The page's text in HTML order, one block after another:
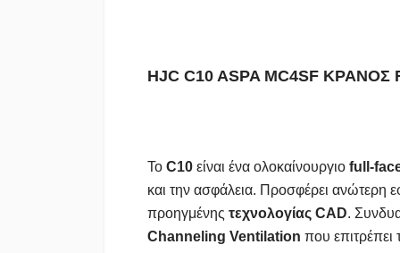
HJC C10 ASPA MC4SF ΚΡΑΝΟΣ
Το C10 είναι ένα ολοκαίνουργιο full-
και την ασφάλεια. Προσφέρει ανώτερη
προηγμένης τεχνολογίας CAD.
Channeling Ventilation που